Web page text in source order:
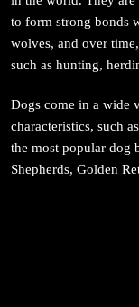
आज
to form strong bonds
wolves, and over
such as hunting,
Dogs come in a wide
characteristics, such
the most popular dog
Shepherds, Golden